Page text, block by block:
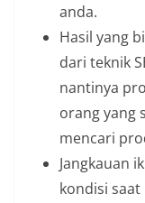
anda.
Hasil yang
dari teknik
nantinya
orang yang
mencari
Jangkauan
kondisi